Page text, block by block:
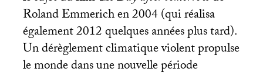
Roland Emmerich en 2004 (qui réalisa
également 2012 quelques années plus tard).
Un dérèglement climatique violent propulse
le monde dans une nouvelle période